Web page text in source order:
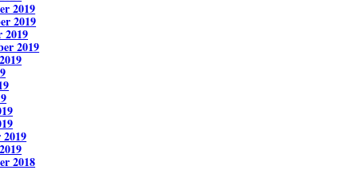
2019
2019
2019
2019
2018